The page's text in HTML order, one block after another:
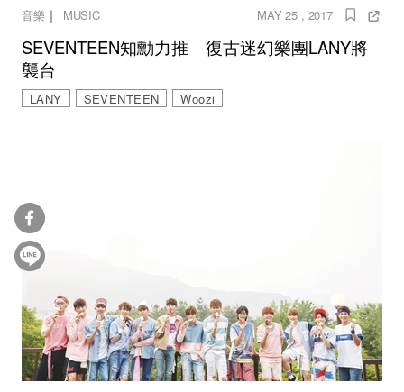
音樂 ｜ MUSIC MAY 25 , 2017
SEVENTEEN知勳力推 復古迷幻樂團LANY將
襲台
LANY SEVENTEEN Woozi